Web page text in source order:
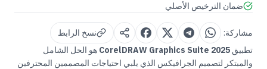
ضمان الترخيص الأصلي
مشاركة:
نسخ الرابط
تطبيقCorelDRAW Graphics Suite 2025 هو الحل الشامل
والمبتكر لتصميم الجرافيكس الذي يلبي احتياجات المصممين المحترفين